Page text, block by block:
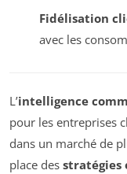
Fidélisation
avec les
L’intelligence
pour les entreprises
dans un marché de
place des stratégies